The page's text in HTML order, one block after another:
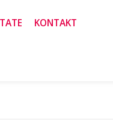
KONTAKT